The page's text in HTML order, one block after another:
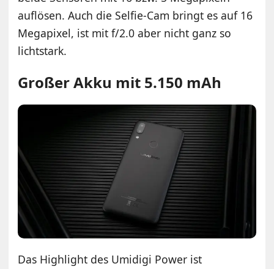
auflösen. Auch die Selfie-Cam bringt es auf 16
Megapixel, ist mit f/2.0 aber nicht ganz so
lichtstark.
Großer Akku mit 5.150 mAh
Das Highlight des Umidigi Power ist